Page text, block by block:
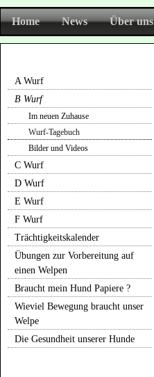
Home News Über uns
A Wurf
B Wurf
Im neuen Zuhause
Wurf-Tagebuch
Bilder und Videos
C Wurf
D Wurf
E Wurf
F Wurf
Trächtigkeitskalender
Übungen zur Vorbereitung auf
einen Welpen
Braucht mein Hund Papiere ?
Wieviel Bewegung braucht unser
Welpe
Die Gesundheit unserer Hunde